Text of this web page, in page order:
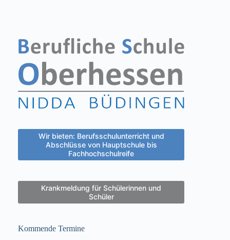
Wir bieten: Berufsschulunterricht und
Abschlüsse von Hauptschule bis
Fachhochschulreife
Krankmeldung für Schülerinnen und
Schüler
Kommende Termine